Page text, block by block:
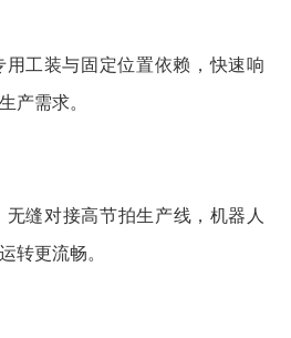
工装与固定位置依赖，快速响
产需求。
无缝对接高节拍生产线，机器人
转更流畅。